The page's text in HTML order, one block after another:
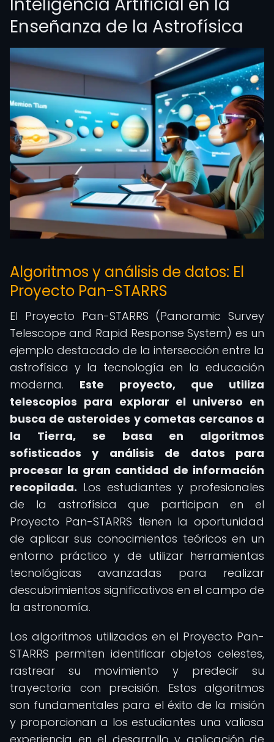
Enseñanza de la Astrofísica
Algoritmos y análisis de datos: El
Proyecto Pan-STARRS
El Proyecto Pan-STARRS (Panoramic Survey
Telescope and Rapid Response System) es un
ejemplo destacado de la intersección entre la
astrofísica y la tecnología en la educación
moderna. Este proyecto, que utiliza
telescopios para explorar el universo en
busca de asteroides y cometas cercanos a
la Tierra, se basa en algoritmos
sofisticados y análisis de datos para
procesar la gran cantidad de información
recopilada. Los estudiantes y profesionales
de la astrofísica que participan en el
Proyecto Pan-STARRS tienen la oportunidad
de aplicar sus conocimientos teóricos en un
entorno práctico y de utilizar herramientas
tecnológicas avanzadas para realizar
descubrimientos significativos en el campo de
la astronomía.
Los algoritmos utilizados en el Proyecto Pan-
STARRS permiten identificar objetos celestes,
rastrear su movimiento y predecir su
trayectoria con precisión. Estos algoritmos
son fundamentales para el éxito de la misión
y proporcionan a los estudiantes una valiosa